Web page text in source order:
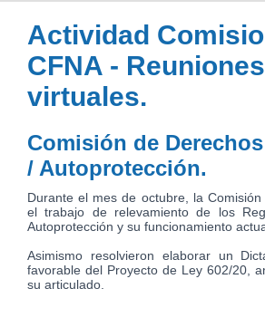
Actividad
CFNA - Reuniones
virtuales.
Comisión de
/ Autoprotección.
Durante el mes de octubre, la
el trabajo de relevamiento de los
Autoprotección y su funcionamiento
Asimismo resolvieron elaborar un
favorable del Proyecto de Ley 602/20,
su articulado.